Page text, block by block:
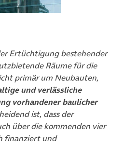
Ertüchtigung bestehender
Räume für die
primär um Neubauten,
und verlässliche
vorhandener baulicher
ist, dass der
über die kommenden vier
finanziert und